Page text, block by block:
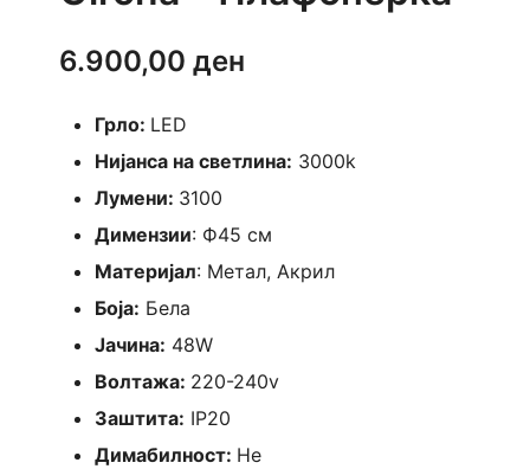
6.900,00 ден
Грло: LED
Нијанса на светлина: 3000k
Лумени: 3100
Димензии: Ф45 см
Материјал: Метал, Акрил
Боја: Бела
Јачина: 48W
Волтажа: 220-240v
Заштита: IP20
Димабилност: Не